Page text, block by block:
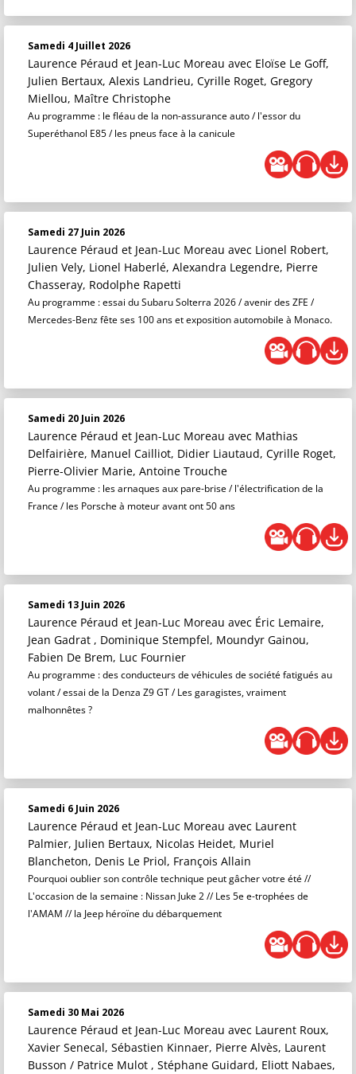
Samedi 4 Juillet 2026
Laurence Péraud et Jean-Luc Moreau avec Eloïse Le Goff,
Julien Bertaux, Alexis Landrieu, Cyrille Roget, Gregory
Miellou, Maître Christophe
Au programme : le fléau de la non-assurance auto / l'essor du
Superéthanol E85 / les pneus face à la canicule
Samedi 27 Juin 2026
Laurence Péraud et Jean-Luc Moreau avec Lionel Robert,
Julien Vely, Lionel Haberlé, Alexandra Legendre, Pierre
Chasseray, Rodolphe Rapetti
Au programme : essai du Subaru Solterra 2026 / avenir des ZFE /
Mercedes-Benz fête ses 100 ans et exposition automobile à Monaco.
Samedi 20 Juin 2026
Laurence Péraud et Jean-Luc Moreau avec Mathias
Delfairière, Manuel Cailliot, Didier Liautaud, Cyrille Roget,
Pierre-Olivier Marie, Antoine Trouche
Au programme : les arnaques aux pare-brise / l'électrification de la
France / les Porsche à moteur avant ont 50 ans
Samedi 13 Juin 2026
Laurence Péraud et Jean-Luc Moreau avec Éric Lemaire,
Jean Gadrat , Dominique Stempfel, Moundyr Gainou,
Fabien De Brem, Luc Fournier
Au programme : des conducteurs de véhicules de société fatigués au
volant / essai de la Denza Z9 GT / Les garagistes, vraiment
malhonnêtes ?
Samedi 6 Juin 2026
Laurence Péraud et Jean-Luc Moreau avec Laurent
Palmier, Julien Bertaux, Nicolas Heidet, Muriel
Blancheton, Denis Le Priol, François Allain
Pourquoi oublier son contrôle technique peut gâcher votre été //
L'occasion de la semaine : Nissan Juke 2 // Les 5e e-trophées de
l'AMAM // la Jeep héroïne du débarquement
Samedi 30 Mai 2026
Laurence Péraud et Jean-Luc Moreau avec Laurent Roux,
Xavier Senecal, Sébastien Kinnaer, Pierre Alvès, Laurent
Busson / Patrice Mulot , Stéphane Guidard, Eliott Nabaes,